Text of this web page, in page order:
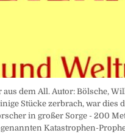
dem All. Autor: Bölsche,
Stücke zerbrach, war
in großer Sorge - 200
Katastrophen-